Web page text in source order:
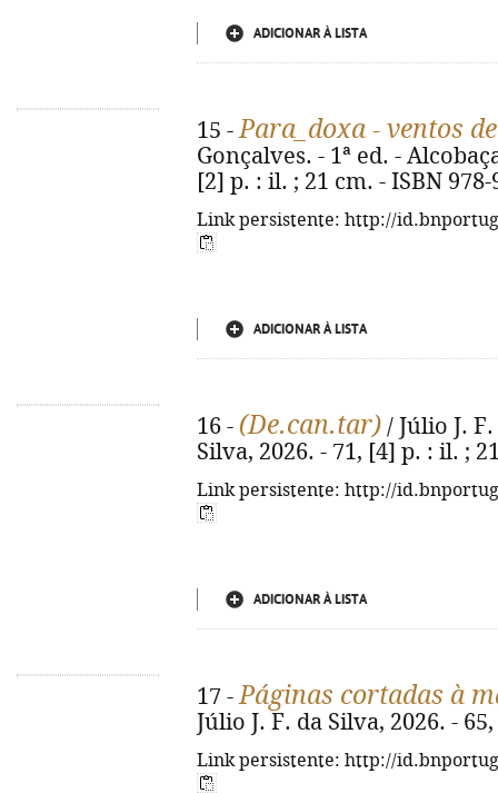
ADICIONAR À LISTA
15 -Para_doxa - ventos
Gonçalves. - 1ª ed. -
[2] p. : il. ; 21 cm. - ISBN 978-
Link persistente: http://
ADICIONAR À LISTA
16 - (De.can.tar) / Júlio J.
Silva, 2026. - 71, [4] p. : il. ;
Link persistente: http://
ADICIONAR À LISTA
17 -Páginas cortadas à
Júlio J. F. da Silva, 2026. -
Link persistente: http://